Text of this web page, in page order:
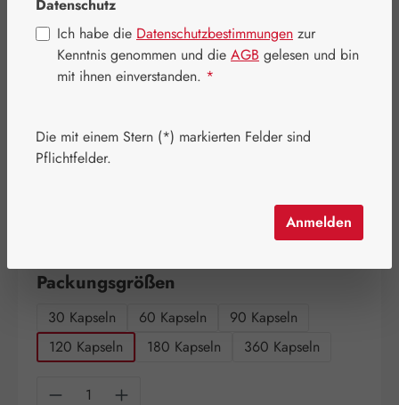
Regulärer Preis:
43,90 €
Inhalt:0.069 Kilogramm
Packungsgrößen
30 Kapseln 60 Kapseln
90 Kapseln
120 Kapseln
180 Kapseln 360 Kapseln
Produkt Anzahl: Gib den gewünschten
Datenschutz
Ich habe die Datenschutzbestimmungen zur
Kenntnis genommen und die AGB gelesen und bin
mit ihnen einverstanden. *
Die mit einem Stern (*) markierten Felder sind
Pflichtfelder.
Anmelden